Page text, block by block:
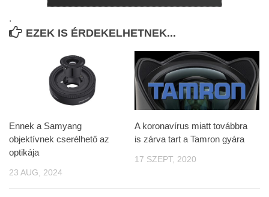
.
EZEK IS ÉRDEKELHETNEK...
Ennek a Samyang
objektívnek cserélhető az
optikája
23 AUG, 2024
A koronavírus miatt továbbra
is zárva tart a Tamron gyára
17 SZEPT, 2020